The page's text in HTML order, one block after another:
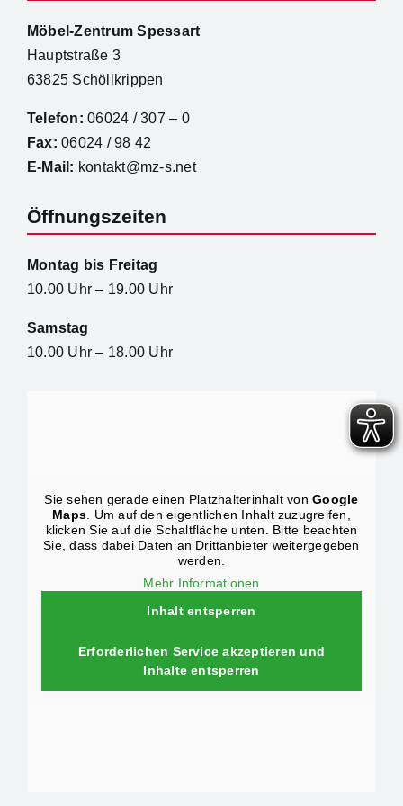
Sie sehen gerade einen Platzhalterinhalt vonGoogle
Maps. Um auf den eigentlichen Inhalt zuzugreifen,
klicken Sie auf die Schaltfläche unten. Bitte beachten
Sie, dass dabei Daten an Drittanbieter weitergegeben
werden.
Mehr Informationen
Inhalt entsperren
Erforderlichen Service akzeptieren und
Inhalte entsperren
Möbel-Zentrum Spessart
Hauptstraße 3
63825 Schöllkrippen
Telefon: 06024 / 307 – 0
Fax: 06024 / 98 42
E-Mail: kontakt@mz-s.net
Öffnungszeiten
Montag bis Freitag
10.00 Uhr – 19.00 Uhr
Samstag
10.00 Uhr – 18.00 Uhr